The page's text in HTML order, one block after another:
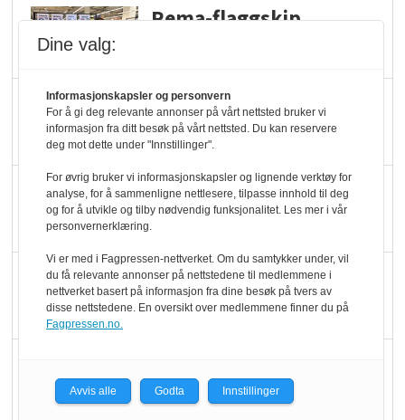
Rema-flaggskip
Slik opprettholdes
ølsalget
Færre varer, men fulle
hyller
KI lager mat i butikken
Rema i 2025
Dine valg:
Informasjonskapsler og personvern
For å gi deg relevante annonser på vårt nettsted bruker vi
informasjon fra ditt besøk på vårt nettsted. Du kan reservere
deg mot dette under "Innstillinger".
For øvrig bruker vi informasjonskapsler og lignende verktøy for
analyse, for å sammenligne nettlesere, tilpasse innhold til deg
og for å utvikle og tilby nødvendig funksjonalitet. Les mer i vår
personvernerklæring.
Vi er med i Fagpressen-nettverket. Om du samtykker under, vil
du få relevante annonser på nettstedene til medlemmene i
nettverket basert på informasjon fra dine besøk på tvers av
disse nettstedene. En oversikt over medlemmene finner du på
Fagpressen.no.
Avvis alle Godta Innstillinger